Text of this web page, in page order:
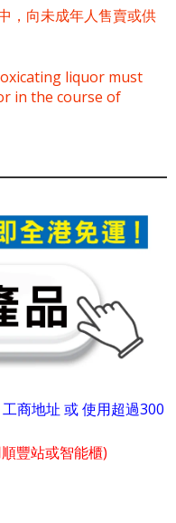
，向未成年人售賣或供
liquor must
in the course of
商地址 或 使用超過300
豐站或智能櫃)